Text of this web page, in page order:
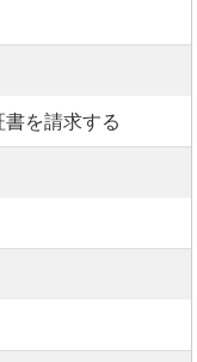
を請求する